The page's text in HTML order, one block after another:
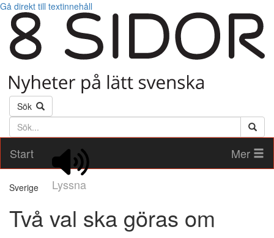
Gå direkt till textinnehåll
Sök
Söktext
Start
Lyssna
Mer
Sverige
Två val ska göras om